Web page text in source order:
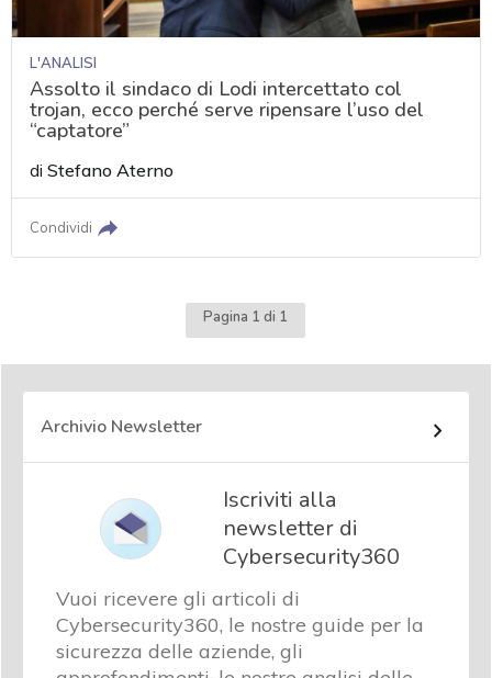
L'ANALISI
Assolto il sindaco di Lodi intercettato col
trojan, ecco perché serve ripensare l’uso del
“captatore”
diStefano Aterno
Condividi
Pagina 1 di 1
Archivio Newsletter
Iscriviti alla
newsletter di
Cybersecurity360
Vuoi ricevere gli articoli di
Cybersecurity360, le nostre guide per la
sicurezza delle aziende, gli